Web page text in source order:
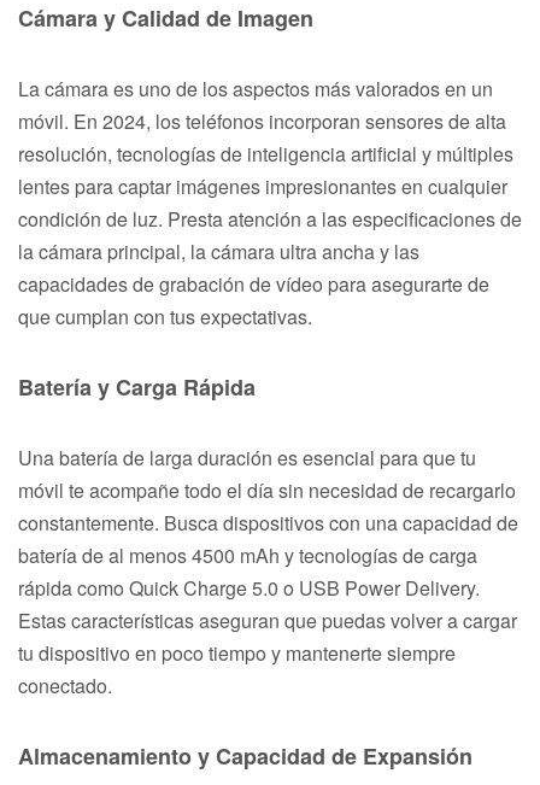
Cámara y Calidad de Imagen
La cámara es uno de los aspectos más valorados en un
móvil. En 2024, los teléfonos incorporan sensores de alta
resolución, tecnologías de inteligencia artificial y múltiples
lentes para captar imágenes impresionantes en cualquier
condición de luz. Presta atención a las especificaciones de
la cámara principal, la cámara ultra ancha y las
capacidades de grabación de vídeo para asegurarte de
que cumplan con tus expectativas.
Batería y Carga Rápida
Una batería de larga duración es esencial para que tu
móvil te acompañe todo el día sin necesidad de recargarlo
constantemente. Busca dispositivos con una capacidad de
batería de al menos 4500 mAh y tecnologías de carga
rápida como Quick Charge 5.0 o USB Power Delivery.
Estas características aseguran que puedas volver a cargar
tu dispositivo en poco tiempo y mantenerte siempre
conectado.
Almacenamiento y Capacidad de Expansión